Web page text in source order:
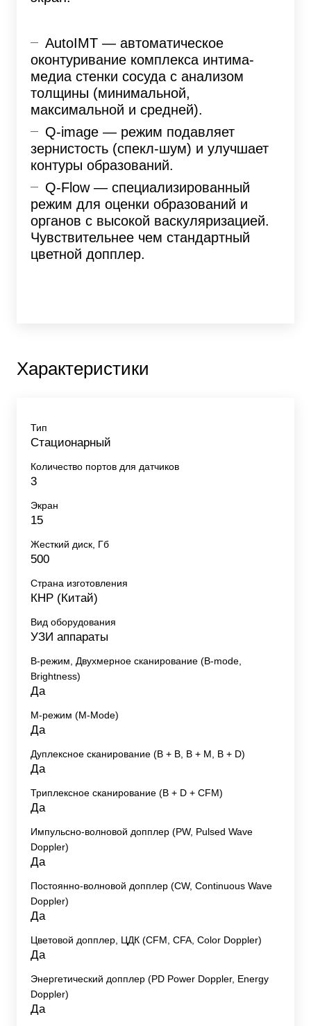
AutoIMT — автоматическое
оконтуривание комплекса интима-
медиа стенки сосуда с анализом
толщины (минимальной,
максимальной и средней).
Q-image — режим подавляет
зернистость (спекл-шум) и улучшает
контуры образований.
Q-Flow — специализированный
режим для оценки образований и
органов с высокой васкуляризацией.
Чувствительнее чем стандартный
цветной допплер.
Характеристики
Тип
Стационарный
Количество портов для датчиков
3
Экран
15
Жесткий диск, Гб
500
Страна изготовления
КНР (Китай)
Вид оборудования
УЗИ аппараты
B-режим, Двухмерное сканирование (B-mode,
Brightness)
Да
M-режим (M-Mode)
Да
Дуплексное сканирование (В + В, В + М, В + D)
Да
Триплексное сканирование (В + D + CFM)
Да
Импульсно-волновой допплер (PW, Pulsed Wave
Doppler)
Да
Постоянно-волновой допплер (CW, Continuous Wave
Doppler)
Да
Цветовой допплер, ЦДК (CFM, CFA, Color Doppler)
Да
Энергетический допплер (PD Power Doppler, Energy
Doppler)
Да